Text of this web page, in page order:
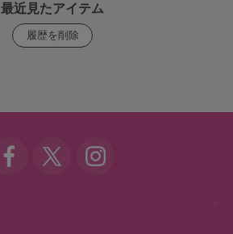
最近見たアイテム